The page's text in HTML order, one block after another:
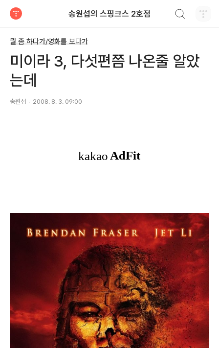
송원섭의 스핑크스 2호점
뭘 좀 하다가/영화를 보다가
미이라 3, 다섯편쯤 나온줄 알았
는데
송원섭 2008. 8. 3. 09:00